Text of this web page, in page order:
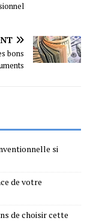
bons
si
de votre
de choisir cette